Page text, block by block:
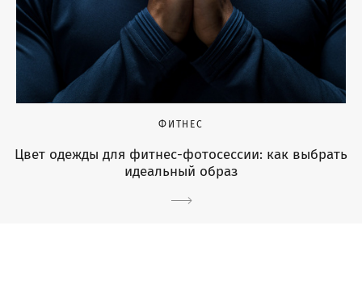
ФИТНЕС
Цвет одежды для фитнес-фотосессии: как выбрать
идеальный образ